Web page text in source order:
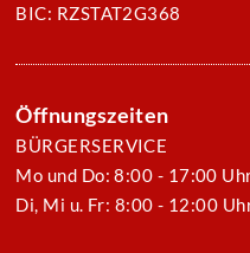
BIC: RZSTAT2G368
Öffnungszeiten
BÜRGERSERVICE
Mo und Do: 8:00 - 17:00
Di, Mi u. Fr: 8:00 - 12:00